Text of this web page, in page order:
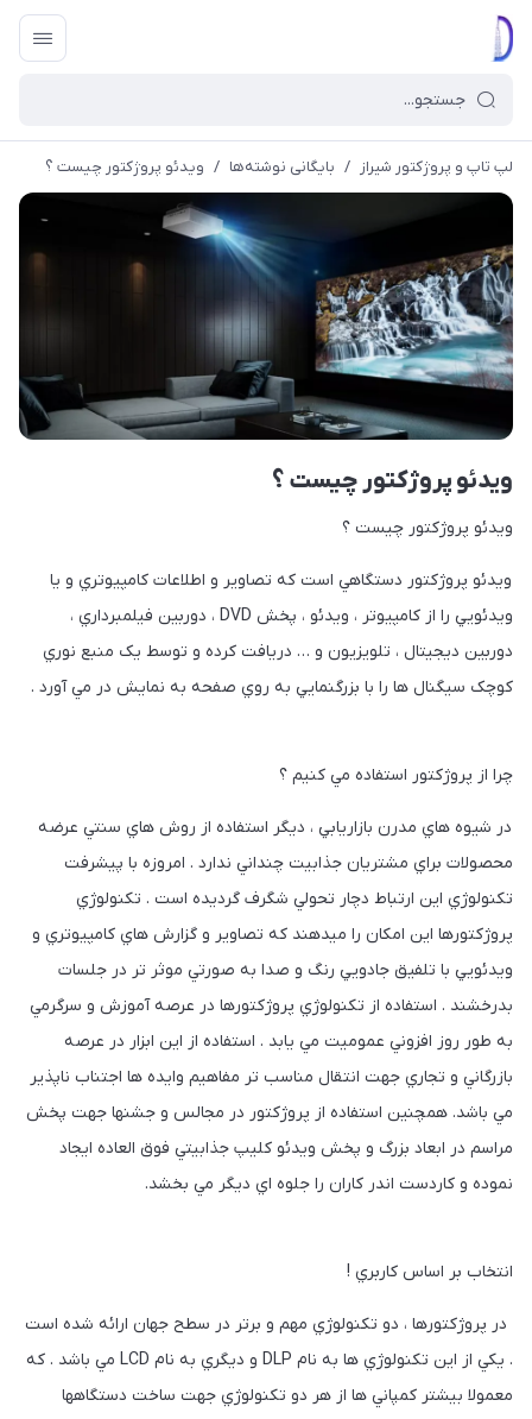
لپ تاپ و پروژکتور شیراز / بایگانی نوشته‌ها / ويدئو پروژکتور چيست ؟
ويدئو پروژکتور چيست ؟
ويدئو پروژکتور چيست ؟
ويدئو پروژکتور دستگاهي است که تصاوير و اطلاعات کامپيوتري و يا
ويدئويي را از کامپيوتر ، ويدئو ، پخش DVD ، دوربين فيلمبرداري ،
دوربين ديجيتال ، تلويزيون و … دريافت کرده و توسط يک منبع نوري
کوچک سيگنال ها را با بزرگنمايي به روي صفحه به نمايش در مي آورد .
چرا از پروژکتور استفاده مي کنيم ؟
در شيوه هاي مدرن بازاريابي ، ديگر استفاده از روش هاي سنتي عرضه
محصولات براي مشتريان جذابيت چنداني ندارد . امروزه با پيشرفت
تکنولوژي اين ارتباط دچار تحولي شگرف گرديده است . تکنولوژي
پروژکتورها اين امکان را ميدهند که تصاوير و گزارش هاي کامپيوتري و
ويدئويي با تلفيق جادويي رنگ و صدا به صورتي موثر تر در جلسات
بدرخشند . استفاده از تکنولوژي پروژکتورها در عرصه آموزش و سرگرمي
به طور روز افزوني عموميت مي يابد . استفاده از اين ابزار در عرصه
بازرگاني و تجاري جهت انتقال مناسب تر مفاهيم وايده ها اجتناب ناپذير
مي باشد. همچنين استفاده از پروژکتور در مجالس و جشنها جهت پخش
مراسم در ابعاد بزرگ و پخش ويدئو کليپ جذابيتي فوق العاده ايجاد
نموده و کاردست اندر کاران را جلوه اي ديگر مي بخشد.
انتخاب بر اساس کاربري !
در پروژکتورها ، دو تکنولوژي مهم و برتر در سطح جهان ارائه شده است
. يکي از اين تکنولوژي ها به نام DLP و ديگري به نام LCD مي باشد . که
معمولا بيشتر کمپاني ها از هر دو تکنولوژي جهت ساخت دستگاهها